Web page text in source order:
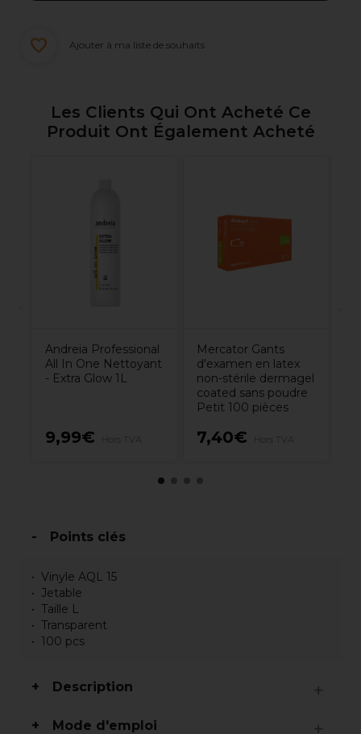
Ajouter à ma liste de souhaits
Les Clients Qui Ont Acheté Ce
Produit Ont Également Acheté
Andreia Professional
All In One Nettoyant
- Extra Glow 1L
9,99€
Mercator Gants
d'examen en latex
non-stérile dermagel
coated sans poudre
Petit 100 pièces
7,40€
Points clés
Vinyle AQL 15
Jetable
Taille L
Transparent
100 pcs
Description
Mode d'emploi